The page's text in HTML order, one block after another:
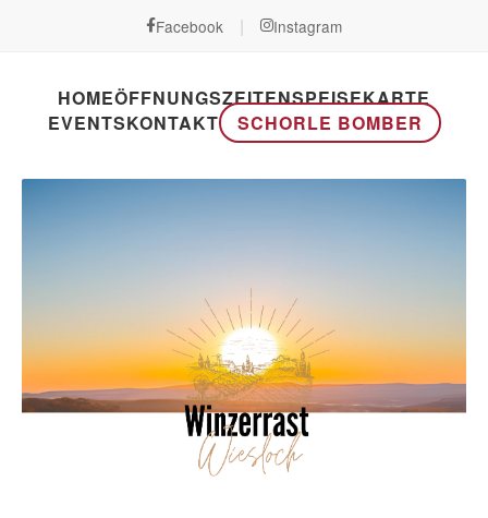
Facebook | Instagram
HOMEÖFFNUNGSZEITENSPEISEKARTE
EVENTSKONTAKT SCHORLE BOMBER